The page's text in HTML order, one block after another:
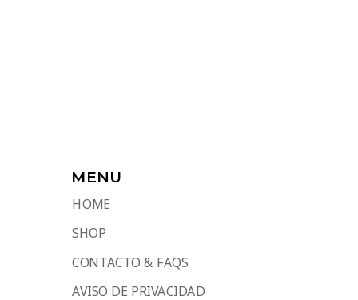
MENU
HOME
SHOP
CONTACTO & FAQS
AVISO DE PRIVACIDAD